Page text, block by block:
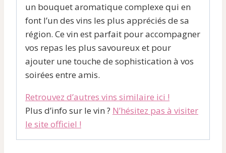
un bouquet aromatique complexe qui en
font l’un des vins les plus appréciés de sa
région. Ce vin est parfait pour accompagner
vos repas les plus savoureux et pour
ajouter une touche de sophistication à vos
soirées entre amis.
Retrouvez d’autres vins similaire ici !
Plus d’info sur le vin ? N’hésitez pas à visiter
le site officiel !